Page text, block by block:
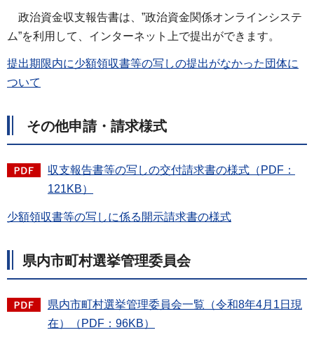
政治資金収支報告書は、”政治資金関係オンラインシステ
ム”を利用して、インターネット上で提出ができます。
提出期限内に少額領収書等の写しの提出がなかった団体に
ついて
その他申請・請求様式
収支報告書等の写しの交付請求書の様式（PDF：
121KB）
少額領収書等の写しに係る開示請求書の様式
県内市町村選挙管理委員会
県内市町村選挙管理委員会一覧（令和8年4月1日現
在）（PDF：96KB）